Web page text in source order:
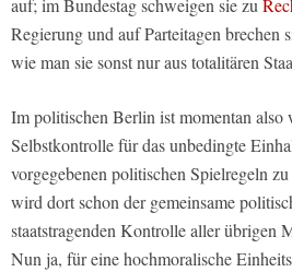
auf; im Bundestag schweigen sie zu
Regierung und auf Parteitagen brechen
wie man sie sonst nur aus totalitären
Im politischen Berlin ist momentan
Selbstkontrolle für das unbedingte
vorgegebenen politischen Spielregeln
wird dort schon der gemeinsame
staatstragenden Kontrolle aller übrigen
Nun ja, für eine hochmoralische